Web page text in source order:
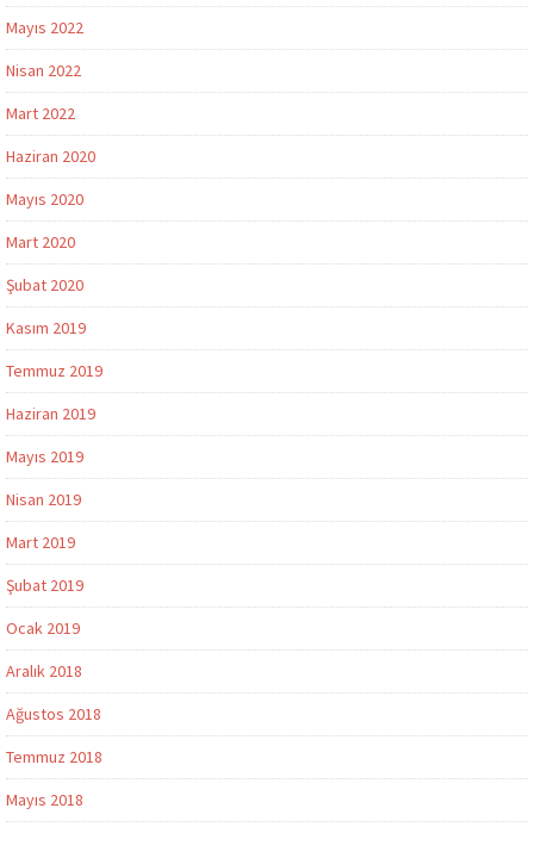
Mayıs 2022
Nisan 2022
Mart 2022
Haziran 2020
Mayıs 2020
Mart 2020
Şubat 2020
Kasım 2019
Temmuz 2019
Haziran 2019
Mayıs 2019
Nisan 2019
Mart 2019
Şubat 2019
Ocak 2019
Aralık 2018
Ağustos 2018
Temmuz 2018
Mayıs 2018